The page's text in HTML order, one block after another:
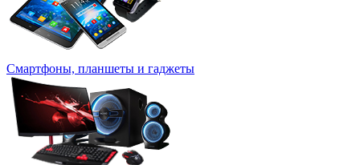
Смартфоны, планшеты и гаджеты